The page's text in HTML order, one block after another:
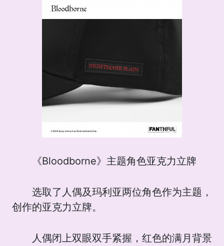
《Bloodborne》主题角色亚克力立牌
选取了人偶及玛利亚两位角色作为主题，
创作的亚克力立牌。
人偶闭上双眼双手紧握，红色的满月背景